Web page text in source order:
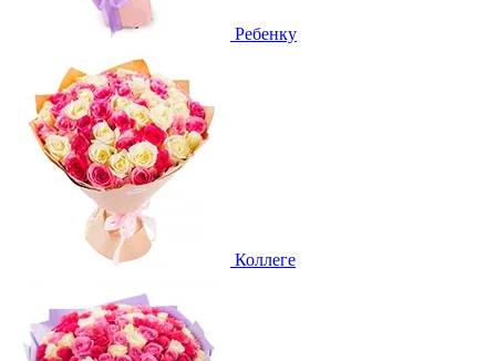
Ребенку
Коллеге